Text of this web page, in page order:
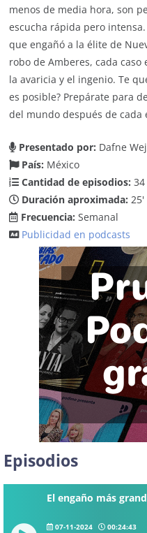
menos de media hora, son
escucha rápida pero
que engañó a la élite de
robo de Amberes, cada
la avaricia y el ingenio. Te
es posible? Prepárate para
del mundo después de cada
Presentado por: Dafne
País: México
Cantidad de episodios: 34
Duración aproximada: 25'
Frecuencia: Semanal
Publicidad en podcasts
Episodios
El engaño más
07-11-2024 00:24:43